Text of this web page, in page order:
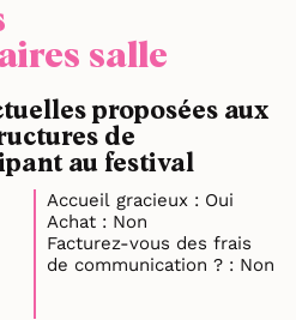
salle
proposées aux
de
au festival
Accueil gracieux : Oui
Achat : Non
Facturez-vous des frais
de communication ? : Non